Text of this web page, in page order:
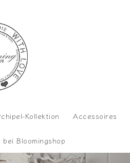
Kollektion Accessoires
bei Bloomingshop